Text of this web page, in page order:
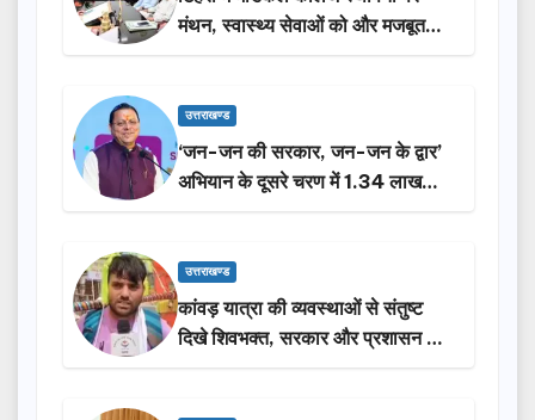
मंथन, स्वास्थ्य सेवाओं को और मजबूत
करेगी सरकार: मुख्यमंत्री धामी…
उत्तराखण्ड
‘जन-जन की सरकार, जन-जन के द्वार’
अभियान के दूसरे चरण में 1.34 लाख
लोगों की भागीदारी…
उत्तराखण्ड
कांवड़ यात्रा की व्यवस्थाओं से संतुष्ट
दिखे शिवभक्त, सरकार और प्रशासन की
सराहना…